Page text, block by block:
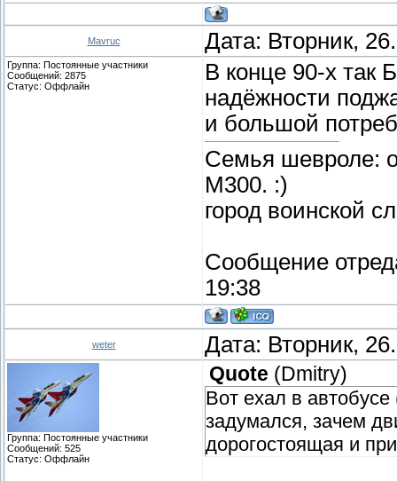
Mavruc Дата: Вторник,
Группа: Постоянные участники
Сообщений: 2875
Статус: Оффлайн
В конце 90-х так
надёжности
и большой
Семья шевроле:
М300. :)
город воинской
Сообщение
19:38
weter Дата: Вторник,
Группа: Постоянные участники
Сообщений: 525
Статус: Оффлайн
Quote (Dmitry)
Вот ехал в автобусе
задумался, зачем
дорогостоящая и